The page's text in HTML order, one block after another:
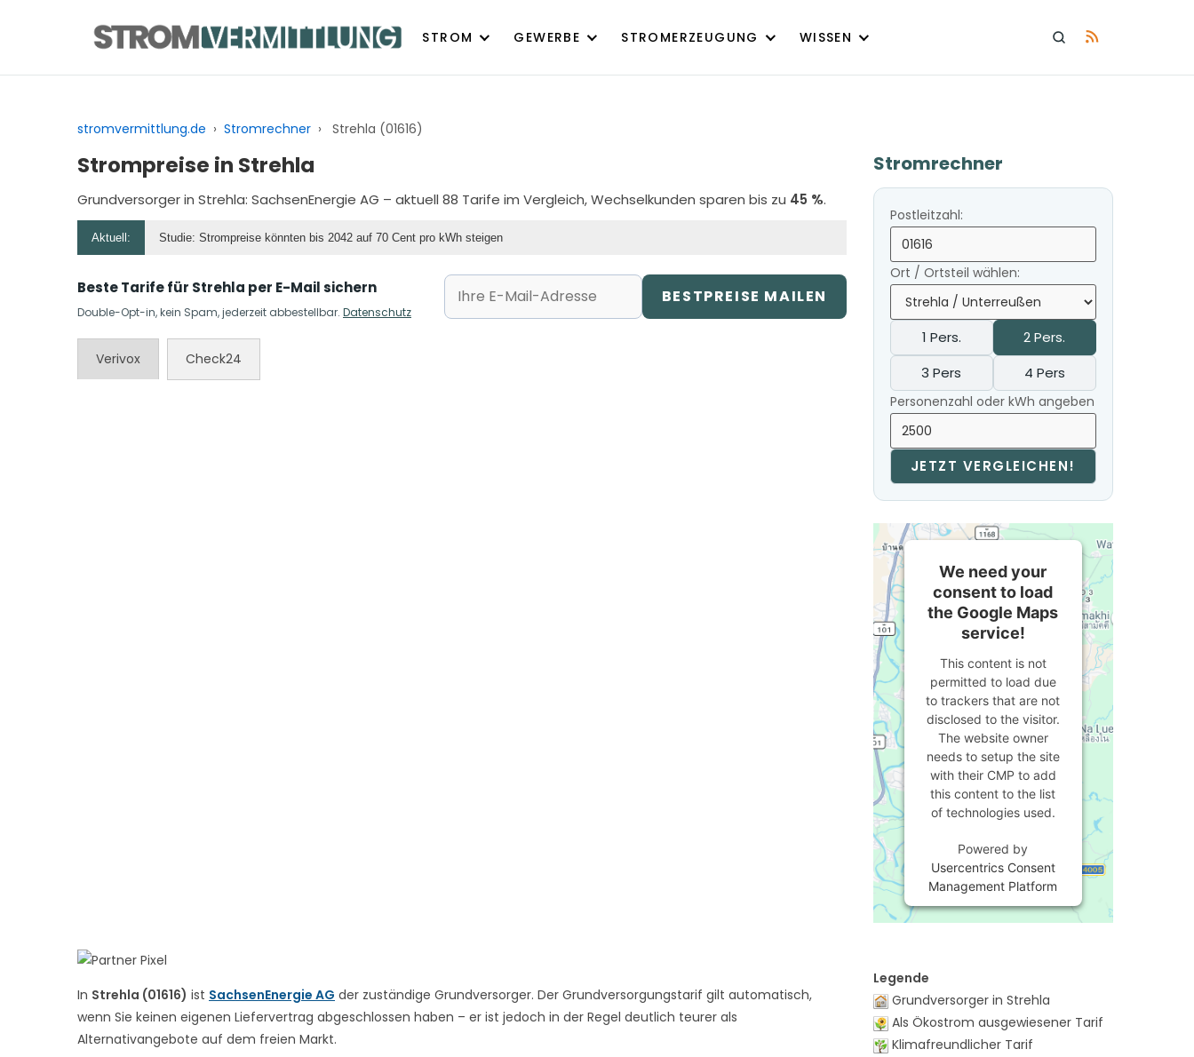
STROM GEWERBE STROMERZEUGUNG WISSEN
stromvermittlung.de › Stromrechner › Strehla (01616)
Strompreise in Strehla
Grundversorger in Strehla: SachsenEnergie AG – aktuell 88 Tarife im Vergleich, Wechselkunden sparen bis zu 45 %.
In Strehla (01616) ist SachsenEnergie AG der zuständige Grundversorger. Der Grundversorgungstarif gilt automatisch,
wenn Sie keinen eigenen Liefervertrag abgeschlossen haben – er ist jedoch in der Regel deutlich teurer als
Alternativangebote auf dem freien Markt.
Aktuell: Studie: Strompreise könnten bis 2042 auf 70 Cent pro kWh steigen
Beste Tarife für Strehla per E-Mail sichern
Double-Opt-in, kein Spam, jederzeit abbestellbar. Datenschutz
BESTPREISE MAILEN
Verivox Check24
Stromrechner
Postleitzahl:
Ort / Ortsteil wählen:
1 Pers.
2 Pers.
3 Pers
4 Pers
Personenzahl oder kWh angeben
JETZT VERGLEICHEN!
We need your
consent to load
the Google Maps
service!
This content is not
permitted to load due
to trackers that are not
disclosed to the visitor.
The website owner
needs to setup the site
with their CMP to add
this content to the list
of technologies used.
Powered by
Usercentrics Consent
Management Platform
Legende
Grundversorger in Strehla
Als Ökostrom ausgewiesener Tarif
Klimafreundlicher Tarif